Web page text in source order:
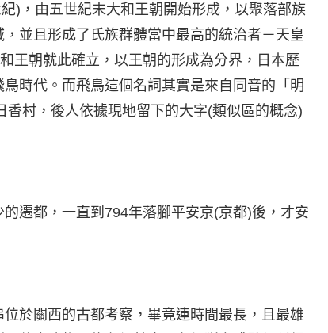
)，由五世紀末大和王朝開始形成，以聚落部族
並且形成了氏族群體當中最高的統治者－天皇
王朝就此確立，以王朝的形成為分界，日本歷
時代。而飛鳥這個名詞其實是來自同音的「明
村，後人依據現地留下的大字(類似區的概念)
遷都，一直到794年落腳平安京(京都)後，才安
於關西的古都考察，畢竟連時間最長，且最雄